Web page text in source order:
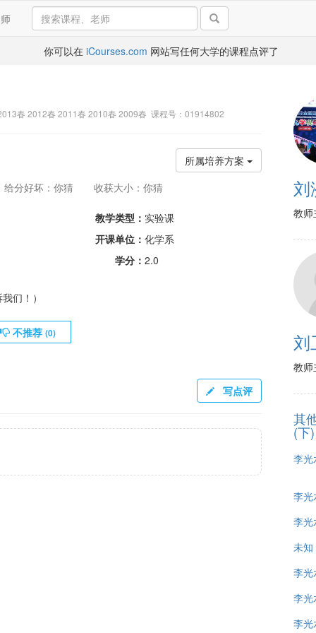
你可以在 iCourses.com 网站写任何大学的课程点评了
春 2012春 2011春 2010春 2009春 课程号：01914802
所属培养方案
给分好坏：你猜
收获大小：你猜
教学类型： 实验课
开课单位： 化学系
学分： 2.0
们！）
不推荐 (0)
写点评
刘
教
刘
教
其
(下
李
李
李
未知
李
李
李